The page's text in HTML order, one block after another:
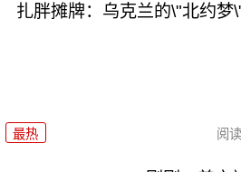
扎胖摊牌：乌克兰的\"北约梦
最热 阅读